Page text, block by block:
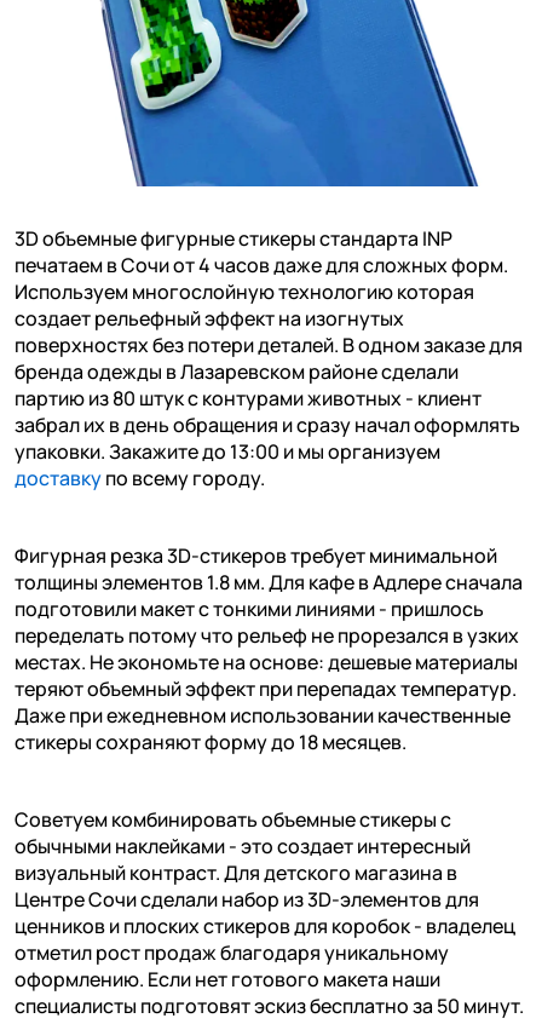
3D объемные фигурные стикеры стандарта INP
печатаем в Сочи от 4 часов даже для сложных форм.
Используем многослойную технологию которая
создает рельефный эффект на изогнутых
поверхностях без потери деталей. В одном заказе для
бренда одежды в Лазаревском районе сделали
партию из 80 штук с контурами животных - клиент
забрал их в день обращения и сразу начал оформлять
упаковки. Закажите до 13:00 и мы организуем
доставкупо всему городу.
Фигурная резка 3D-стикеров требует минимальной
толщины элементов 1.8 мм. Для кафе в Адлере сначала
подготовили макет с тонкими линиями - пришлось
переделать потому что рельеф не прорезался в узких
местах. Не экономьте на основе: дешевые материалы
теряют объемный эффект при перепадах температур.
Даже при ежедневном использовании качественные
стикеры сохраняют форму до 18 месяцев.
Советуем комбинировать объемные стикеры с
обычными наклейками - это создает интересный
визуальный контраст. Для детского магазина в
Центре Сочи сделали набор из 3D-элементов для
ценников и плоских стикеров для коробок - владелец
отметил рост продаж благодаря уникальному
оформлению. Если нет готового макета наши
специалисты подготовят эскиз бесплатно за 50 минут.